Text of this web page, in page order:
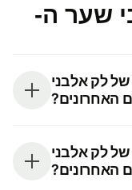
שער ה-
של לק אלבני
של לק אלבני